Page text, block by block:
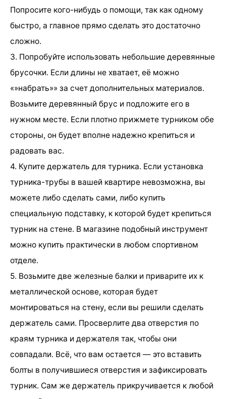
Попросите кого-нибудь о помощи, так как одному
быстро, а главное прямо сделать это достаточно
сложно.
3. Попробуйте использовать небольшие деревянные
брусочки. Если длины не хватает, её можно
«»набрать»» за счет дополнительных материалов.
Возьмите деревянный брус и подложите его в
нужном месте. Если плотно прижмете турником обе
стороны, он будет вполне надежно крепиться и
радовать вас.
4. Купите держатель для турника. Если установка
турника-трубы в вашей квартире невозможна, вы
можете либо сделать сами, либо купить
специальную подставку, к которой будет крепиться
турник на стене. В магазине подобный инструмент
можно купить практически в любом спортивном
отделе.
5. Возьмите две железные балки и приварите их к
металлической основе, которая будет
монтироваться на стену, если вы решили сделать
держатель сами. Просверлите два отверстия по
краям турника и держателя так, чтобы они
совпадали. Всё, что вам остается — это вставить
болты в получившиеся отверстия и зафиксировать
турник. Сам же держатель прикручивается к любой